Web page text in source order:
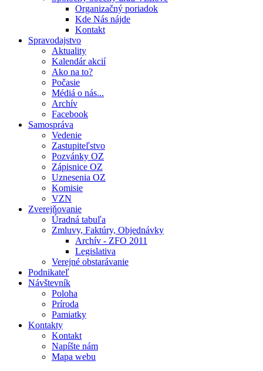
Organizačný poriadok
Kde Nás nájde
Kontakt
Spravodajstvo
Aktuality
Kalendár akcií
Ako na to?
Počasie
Médiá o nás...
Archív
Facebook
Samospráva
Vedenie
Zastupiteľstvo
Pozvánky OZ
Zápisnice OZ
Uznesenia OZ
Komisie
VZN
Zverejňovanie
Úradná tabuľa
Zmluvy, Faktúry, Objednávky
Archív - ZFO 2011
Legislativa
Verejné obstarávanie
Podnikateľ
Návštevník
Poloha
Príroda
Pamiatky
Kontakty
Kontakt
Napíšte nám
Mapa webu